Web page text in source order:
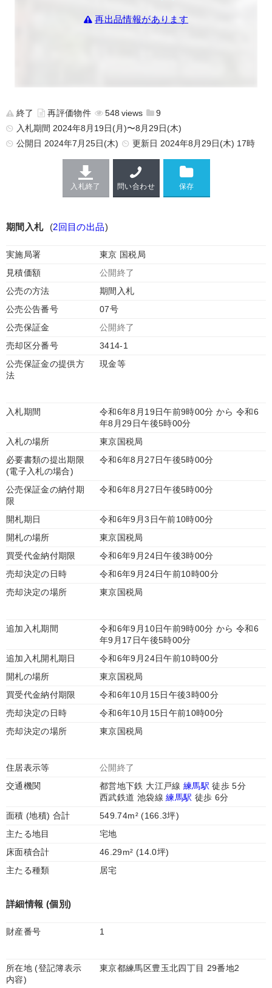
再出品情報があります
終了 再評価物件 548
9
入札期間 2024年8月19日(月)〜8月29日(木)
公開日 2024年7月25日(木) 更新日 2024年8月29日(木) 17時
入札終了 問い合わせ
期間入札 (2回目の出品)
実施局署
東京 国税局
見積価額
公開終了
公売の方法
期間入札
公売公告番号
07号
公売保証金
公開終了
売却区分番号
3414-1
公売保証金の提供方
法
現金等
入札期間
令和6年8月19日午前9時00分 から 令和6
年8月29日午後5時00分
入札の場所
東京国税局
必要書類の提出期限
(電子入札の場合)
令和6年8月27日午後5時00分
公売保証金の納付期
限
令和6年8月27日午後5時00分
開札期日
令和6年9月3日午前10時00分
開札の場所
東京国税局
買受代金納付期限
令和6年9月24日午後3時00分
売却決定の日時
令和6年9月24日午前10時00分
売却決定の場所
東京国税局
追加入札期間
令和6年9月10日午前9時00分 から 令和6
年9月17日午後5時00分
追加入札開札期日
令和6年9月24日午前10時00分
開札の場所
東京国税局
買受代金納付期限
令和6年10月15日午後3時00分
売却決定の日時
令和6年10月15日午前10時00分
売却決定の場所
東京国税局
住居表示等
公開終了
交通機関
都営地下鉄 大江戸線 練馬駅 徒歩 5分
西武鉄道 池袋線練馬駅 徒歩 6分
面積 (地積) 合計
549.74m² (166.3坪)
主たる地目
宅地
床面積合計
46.29m² (14.0坪)
主たる種類
居宅
詳細情報 (個別)
財産番号 1
所在地 (登記簿表示
内容)
東京都練馬区豊玉北四丁目 29番地2